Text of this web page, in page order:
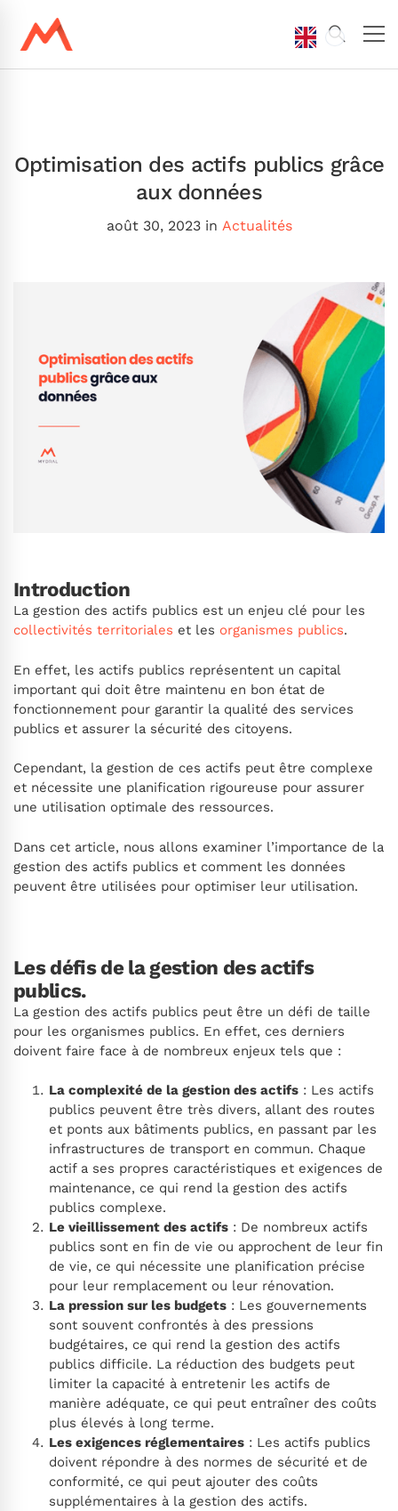
Optimisation des actifs publics grâce
aux données
août 30, 2023in Actualités
Introduction
La gestion des actifs publics est un enjeu clé pour les
collectivités territoriales et les organismes publics.
En effet, les actifs publics représentent un capital
important qui doit être maintenu en bon état de
fonctionnement pour garantir la qualité des services
publics et assurer la sécurité des citoyens.
Cependant, la gestion de ces actifs peut être complexe
et nécessite une planification rigoureuse pour assurer
une utilisation optimale des ressources.
Dans cet article, nous allons examiner l’importance de la
gestion des actifs publics et comment les données
peuvent être utilisées pour optimiser leur utilisation.
Les défis de la gestion des actifs
publics.
La gestion des actifs publics peut être un défi de taille
pour les organismes publics. En effet, ces derniers
doivent faire face à de nombreux enjeux tels que :
La complexité de la gestion des actifs : Les actifs
publics peuvent être très divers, allant des routes
et ponts aux bâtiments publics, en passant par les
infrastructures de transport en commun. Chaque
actif a ses propres caractéristiques et exigences de
maintenance, ce qui rend la gestion des actifs
publics complexe.
Le vieillissement des actifs : De nombreux actifs
publics sont en fin de vie ou approchent de leur fin
de vie, ce qui nécessite une planification précise
pour leur remplacement ou leur rénovation.
La pression sur les budgets : Les gouvernements
sont souvent confrontés à des pressions
budgétaires, ce qui rend la gestion des actifs
publics difficile. La réduction des budgets peut
limiter la capacité à entretenir les actifs de
manière adéquate, ce qui peut entraîner des coûts
plus élevés à long terme.
Les exigences réglementaires : Les actifs publics
doivent répondre à des normes de sécurité et de
conformité, ce qui peut ajouter des coûts
supplémentaires à la gestion des actifs.